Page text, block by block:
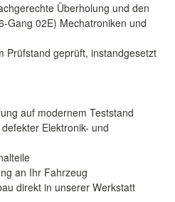
Überholung und den
Gang 02E) Mechatroniken und
Prüfstand geprüft, instandgesetzt
auf modernem Teststand
Elektronik- und
an Ihr Fahrzeug
direkt in unserer Werkstatt